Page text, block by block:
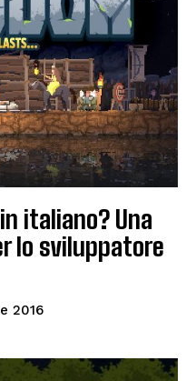
italiano? Una
lo sviluppatore
2016